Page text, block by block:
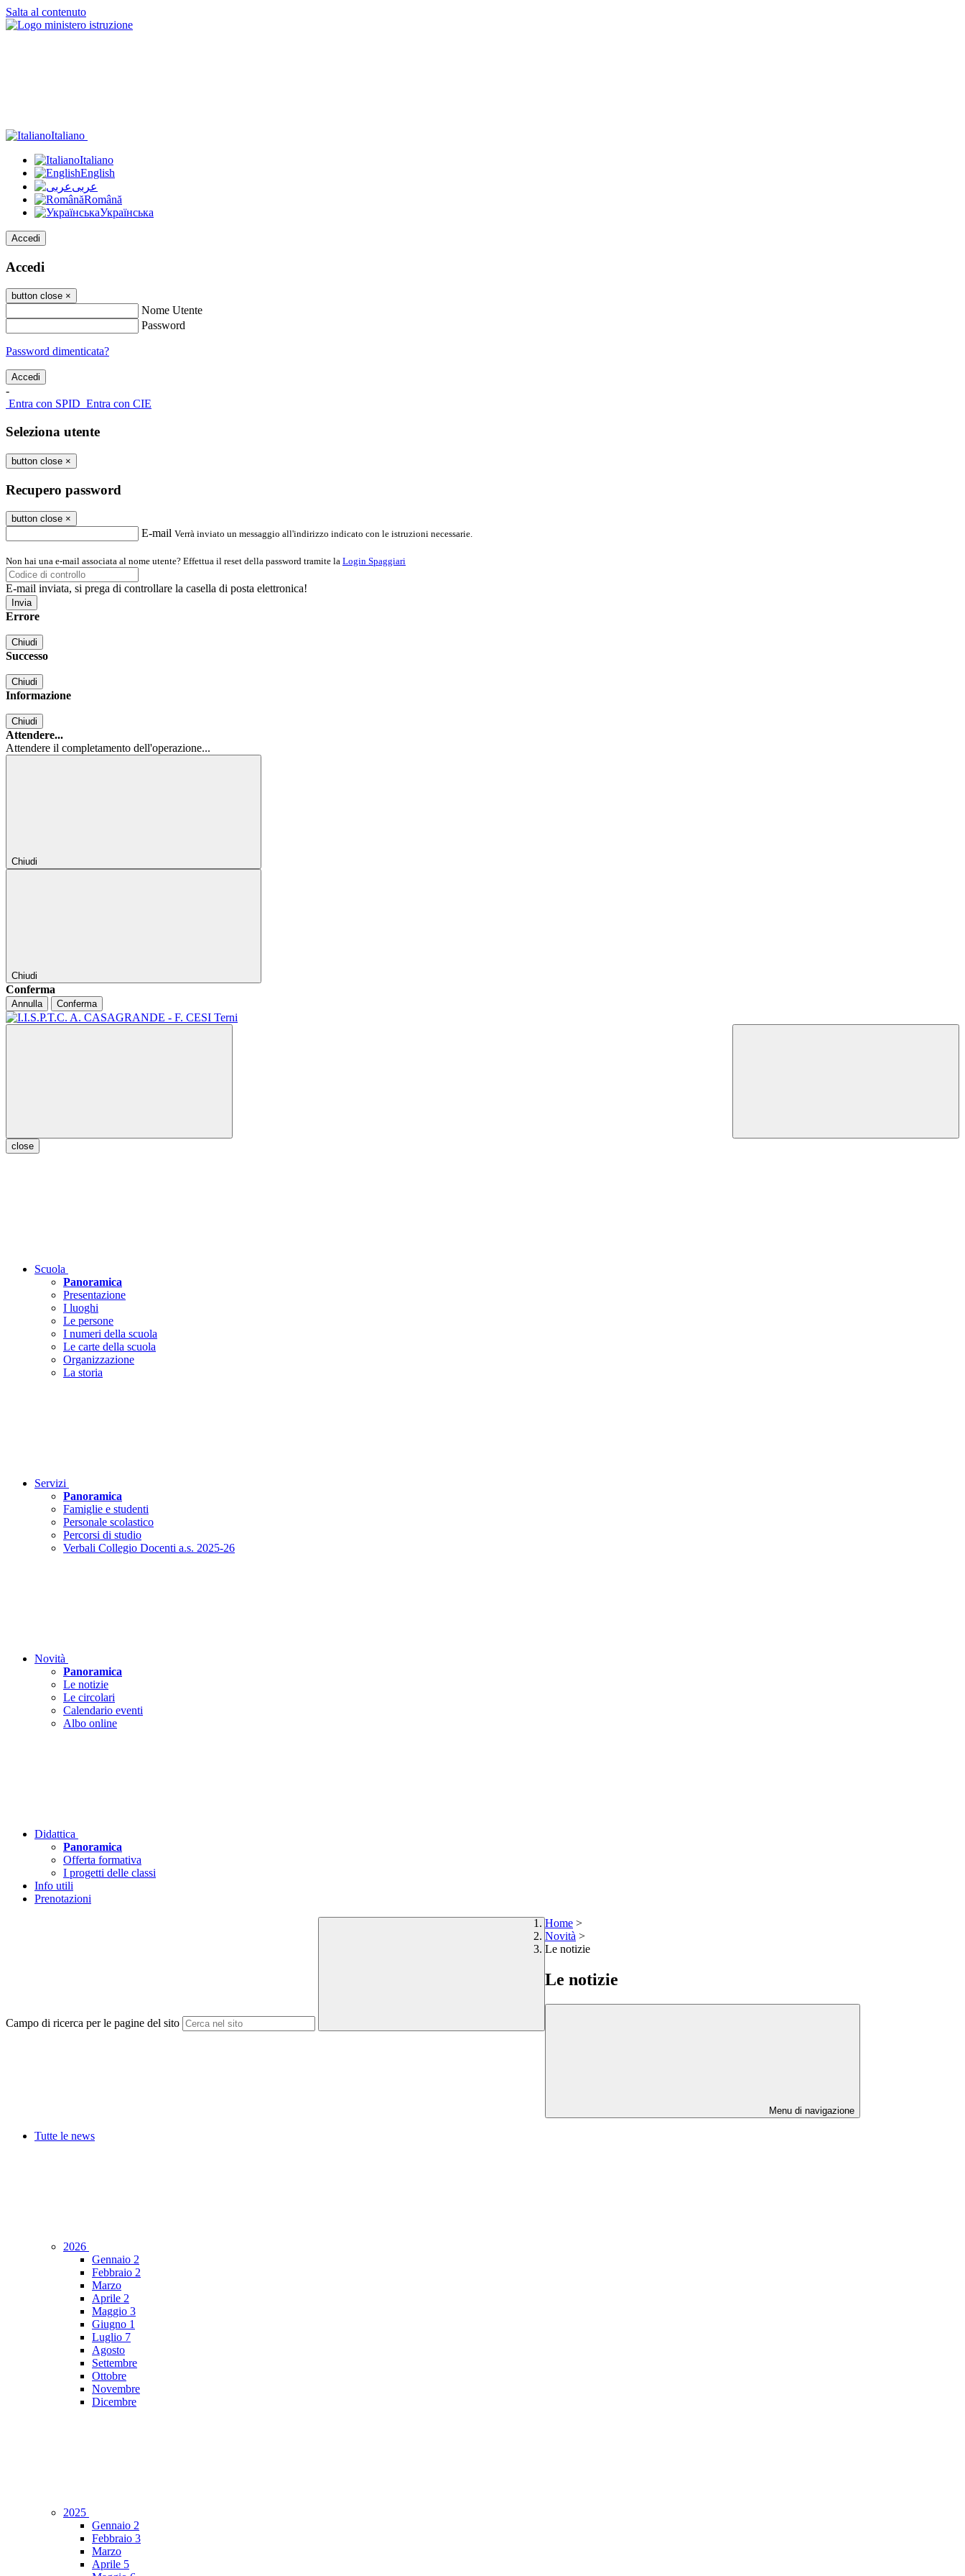
Salta al contenuto
Italiano
Italiano
English
عربى
Română
Українська
Accedi
Accedi
button close ×
Nome Utente
Password
Password dimenticata?
-
Entra con SPID Entra con CIE
Seleziona utente
button close ×
Recupero password
button close ×
E-mail Verrà inviato un messaggio all'indirizzo indicato con le istruzioni necessarie.
Non hai una e-mail associata al nome utente? Effettua il reset della password tramite la Login Spaggiari
E-mail inviata, si prega di controllare la casella di posta elettronica!
Errore
Chiudi
Successo
Chiudi
Informazione
Chiudi
Attendere...
Attendere il completamento dell'operazione...
Chiudi
Chiudi
Conferma
Annulla Conferma
close
Scuola
Panoramica
Presentazione
I luoghi
Le persone
I numeri della scuola
Le carte della scuola
Organizzazione
La storia
Servizi
Panoramica
Famiglie e studenti
Personale scolastico
Percorsi di studio
Verbali Collegio Docenti a.s. 2025-26
Novità
Panoramica
Le notizie
Le circolari
Calendario eventi
Albo online
Didattica
Panoramica
Offerta formativa
I progetti delle classi
Info utili
Prenotazioni
Campo di ricerca per le pagine del sito
Home >
Novità >
Le notizie
Le notizie
Menu di navigazione
Tutte le news
2026
Gennaio 2
Febbraio 2
Marzo
Aprile 2
Maggio 3
Giugno 1
Luglio 7
Agosto
Settembre
Ottobre
Novembre
Dicembre
2025
Gennaio 2
Febbraio 3
Marzo
Aprile 5